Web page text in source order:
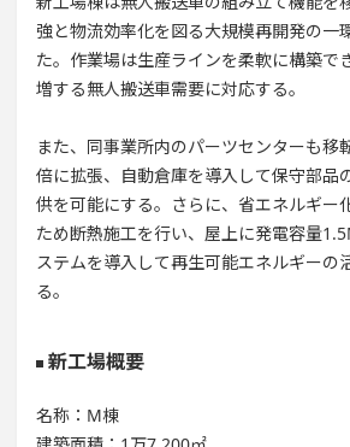
強と物流効率化を図る大規模再開発の一
た。作業場は生産ラインを柔軟に構築で
増する無人搬送車需要に対応する。
また、同事業所内のパーツセンターも移
倍に拡張、自動倉庫を導入して保守部品
供を可能にする。さらに、省エネルギー
ため断熱施工を行い、屋上に発電容量
ステムを導入して再生可能エネルギーの
る。
新工場概要
名称：M棟